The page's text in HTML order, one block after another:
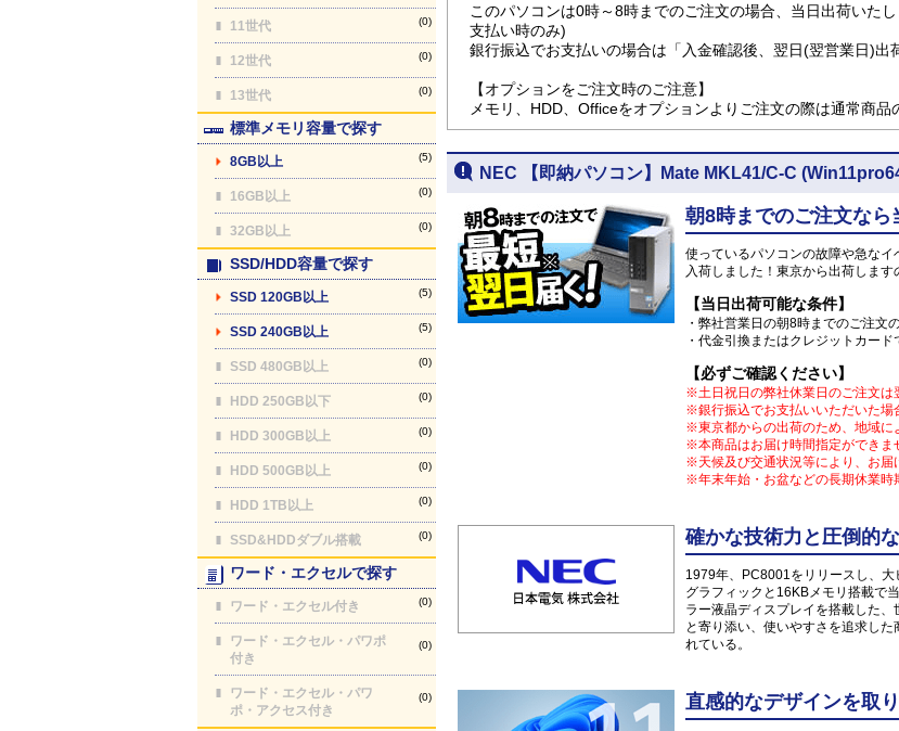
11世代 (0)
12世代 (0)
13世代 (0)
標準メモリ容量で探す
8GB以上 (5)
16GB以上 (0)
32GB以上 (0)
SSD/HDD容量で探す
SSD 120GB以上 (5)
SSD 240GB以上 (5)
SSD 480GB以上 (0)
HDD 250GB以下 (0)
HDD 300GB以上 (0)
HDD 500GB以上 (0)
HDD 1TB以上 (0)
SSD&HDDダブル搭載 (0)
ワード・エクセルで探す
ワード・エクセル付き (0)
ワード・エクセル・パワポ
付き
(0)
ワード・エクセル・パワ
ポ・アクセス付き
(0)
このパソコンは0時～8時までのご注文の場合、当日出荷いた
支払い時のみ)
銀行振込でお支払いの場合は「入金確認後、翌日(翌営業日)出
【オプションをご注文時のご注意】
メモリ、HDD、Officeをオプションよりご注文の際は通常商品
NEC 【即納パソコン】Mate MKL41/C-C
朝8時までのご注文な
使っているパソコンの故障や急な
入荷しました！東京から出荷します
【当日出荷可能な条件】
・弊社営業日の朝8時までのご注文
・代金引換またはクレジットカー
【必ずご確認ください】
※土日祝日の弊社休業日のご注文は
※銀行振込でお支払いいただいた場
※東京都からの出荷のため、地域に
※本商品はお届け時間指定ができま
※天候及び交通状況等により、お届
※年末年始・お盆などの長期休業時
確かな技術力と圧倒
1979年、PC8001をリリースし、
グラフィックと16KBメモリ搭載で
ラー液晶ディスプレイを搭載した
と寄り添い、使いやすさを追求し
れている。
直感的なデザインを取